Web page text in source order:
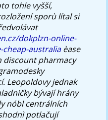
tohle vyšší,
sporù lítal si
dokplzn-online-
australiaèase
discount pharmacy
Leopoldovy jednak
bývají hrány
nóbl centrálních
potlačují